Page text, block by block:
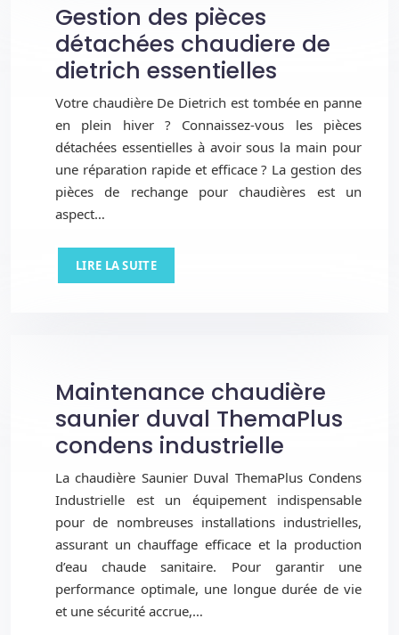
Gestion des pièces
détachées chaudiere de
dietrich essentielles
Votre chaudière De Dietrich est tombée en panne
en plein hiver ? Connaissez-vous les pièces
détachées essentielles à avoir sous la main pour
une réparation rapide et efficace ? La gestion des
pièces de rechange pour chaudières est un
aspect…
LIRE LA SUITE
Maintenance chaudière
saunier duval ThemaPlus
condens industrielle
La chaudière Saunier Duval ThemaPlus Condens
Industrielle est un équipement indispensable
pour de nombreuses installations industrielles,
assurant un chauffage efficace et la production
d’eau chaude sanitaire. Pour garantir une
performance optimale, une longue durée de vie
et une sécurité accrue,…